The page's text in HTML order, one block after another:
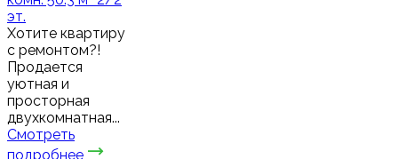
эт.
Хотите квартиру
с ремонтом?!
Продается
уютная и
просторная
двухкомнатная...
Смотреть
подробнее